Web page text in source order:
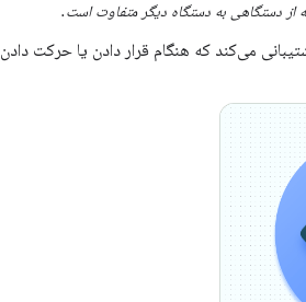
از دستگاهی به دستگاه دیگر متفاوت است.
می‌کند که هنگام قرار دادن یا حرکت دادن